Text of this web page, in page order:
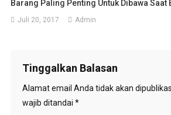
Barang Paling Penting Untuk Dibawa Saat
Juli 20, 2017 Admin
Tinggalkan Balasan
Alamat email Anda tidak akan
wajib ditandai *